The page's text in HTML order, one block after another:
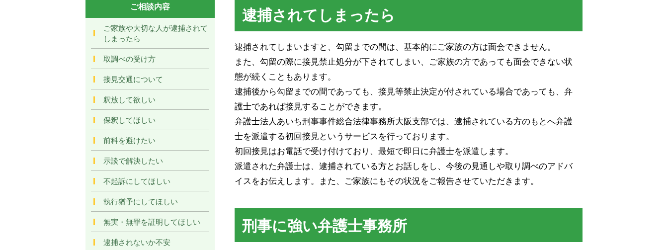
逮捕されてしまったら
逮捕されてしまいますと、勾留までの間は、基本的にご家族の方は面会できません。
また、勾留の際に接見禁止処分が下されてしまい、ご家族の方であっても面会できない状
態が続くこともあります。
逮捕後から勾留までの間であっても、接見等禁止決定が付されている場合であっても、弁
護士であれば接見することができます。
弁護士法人あいち刑事事件総合法律事務所大阪支部では、逮捕されている方のもとへ弁護
士を派遣する初回接見というサービスを行っております。
初回接見はお電話で受け付けており、最短で即日に弁護士を派遣します。
派遣された弁護士は、逮捕されている方とお話しをし、今後の見通しや取り調べのアドバ
イスをお伝えします。また、ご家族にもその状況をご報告させていただきます。
刑事に強い弁護士事務所
ご相談内容
ご家族や大切な人が逮捕されて
しまったら
取調べの受け方
接見交通について
釈放して欲しい
保釈してほしい
前科を避けたい
示談で解決したい
不起訴にしてほしい
執行猶予にしてほしい
無実・無罪を証明してほしい
逮捕されないか不安